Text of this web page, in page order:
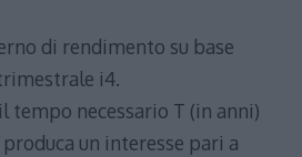
di rendimento su base
i4.
tempo necessario T (in anni)
un interesse pari a